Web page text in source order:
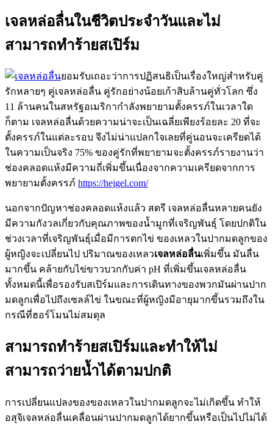
เจลหล่อลื่นในชีวิตประจำวันและไม่
สามารถทำร้ายสเปิร์ม
ยอมรับเถอะว่าการปฏิสนธิเป็นเรื่องใหญ่สำหรับคู่
รักหลายๆ คู่เจลหล่อลื่น คู่รักอย่างน้อยเก้าสิบล้านคู่ทั่วโลก ซึ่ง
11 ล้านคนในสหรัฐอเมริกากำลังพยายามตั้งครรภ์ในเวลาใด
ก็ตาม เจลหล่อลื่นด้วยความน่าจะเป็นเฉลี่ยเพียงร้อยละ 20 ที่จะ
ตั้งครรภ์ในแต่ละรอบ จึงไม่น่าแปลกใจเลยที่คู่นอนจะเครียดได้
ในความเป็นจริง 75% ของคู่รักที่พยายามจะตั้งครรภ์รายงานว่า
ช่องคลอดแห้งมีความถี่เพิ่มขึ้นเนื่องจากความเครียดจากการ
พยายามตั้งครรภ์ https://hejgel.com/
นอกจากปัญหาช่องคลอดแห้งแล้ว สตรี เจลหล่อลื่นหลายคนยัง
มีความกังวลเกี่ยวกับคุณภาพของน้ำมูกที่เจริญพันธุ์ โดยปกติใน
ช่วงเวลาที่เจริญพันธุ์เมื่อมีการตกไข่ ของเหลวในปากมดลูกของ
ผู้หญิงจะเปลี่ยนไป ปริมาณของเหลวเจลหล่อลื่นเพิ่มขึ้น มันลื่น
มากขึ้น คล้ายกับไข่ขาวบวกกับค่า pH ที่เพิ่มขึ้นเจลหล่อลื่น
ทั้งหมดนี้เพื่อรองรับสเปิร์มและการเดินทางของพวกมันผ่านปาก
มดลูกเพื่อไปถึงเซลล์ไข่ ในขณะที่ผู้หญิงมีอายุมากขึ้นรวมถึงใน
กรณีที่ฮอร์โมนไม่สมดุล
สามารถทำร้ายสเปิร์มและทำให้ไม่
สามารถว่ายน้ำได้ตามปกติ
การเปลี่ยนแปลงของของเหลวในปากมดลูกจะไม่เกิดขึ้น ทำให้
อสุจิเจลหล่อลื่นเคลื่อนผ่านปากมดลูกได้ยากขึ้นหรือเป็นไปไม่ได้